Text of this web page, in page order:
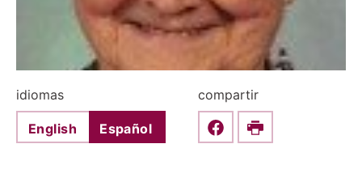
idiomas
English Español
compartir
Share this on Facebook
Print